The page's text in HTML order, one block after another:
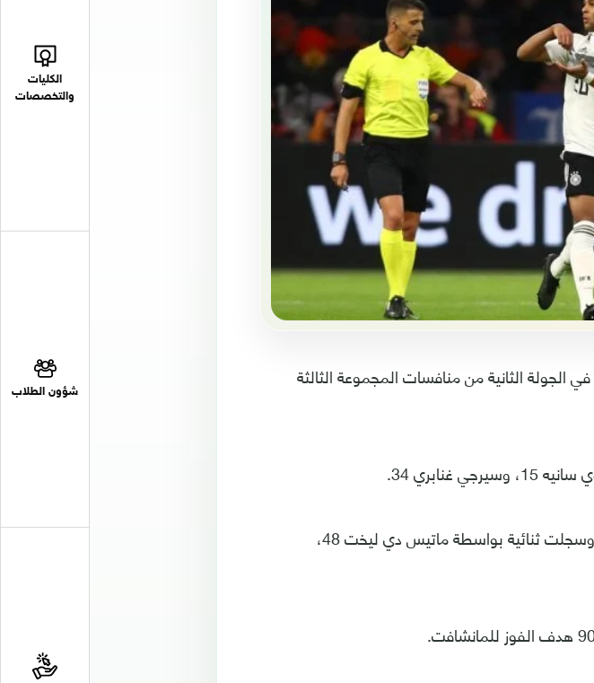
الكليات
والتخصصات
شؤون الطلاب
نجحت ألمانيا بتخطي مضيفتها هولندا بفوز مثير 3-2 في الجولة الثانية من منافسات المجموعة الثالثة
لكن في الشوط الثاني عادت هولندا بالأداء والنتيجة، وسجلت ثنائية بواسطة ماتيس دي ليخت 48،